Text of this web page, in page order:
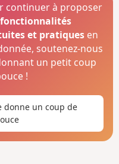
continuer à proposer
fonctionnalités
et pratiques en
soutenez-nous
un petit coup
!
donne un coup de